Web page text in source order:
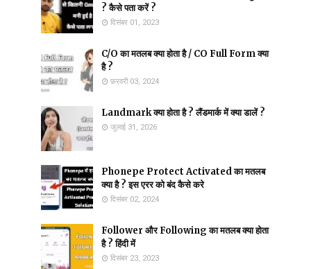
? कैसे पता करें ?
दिसंबर 01, 2023
C/O का मतलब क्या होता है / CO Full Form क्या
है ?
फ़रवरी 03, 2024
Landmark क्या होता है ? लैंडमार्क में क्या डालें ?
जुलाई 31, 2026
Phonepe Protect Activated का मतलब
क्या है ? इस एरर को बंद कैसे करे
दिसंबर 02, 2024
Follower और Following का मतलब क्या होता
है ? हिंदी में
दिसंबर 23, 2023